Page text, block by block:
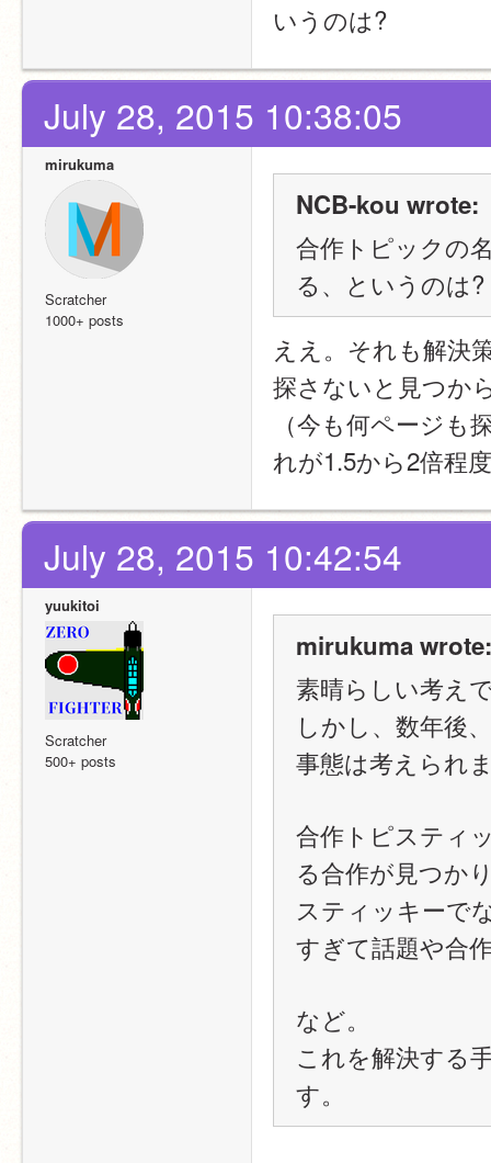
いうのは?
July 28, 2015 10:38:05
mirukuma
Scratcher
1000+ posts
NCB-kou wrote:
合作トピックの
る、というのは?
ええ。それも解決
探さないと見つか
（今も何ページ
れが1.5から2倍程
July 28, 2015 10:42:54
yuukitoi
Scratcher
500+ posts
mirukuma wrote:
素晴らしい考え
しかし、数年後
事態は考えられ
合作トピスティ
る合作が見つか
スティッキーで
すぎて話題や合
など。
これを解決する
す。